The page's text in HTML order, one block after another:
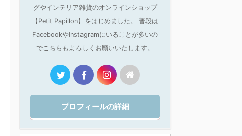
グやインテリア雑貨のオンラインショップ
【Petit Papillon】をはじめました。 普段は
FacebookやInstagramにいることが多いの
でこちらもよろしくお願いいたします。
プロフィールの詳細